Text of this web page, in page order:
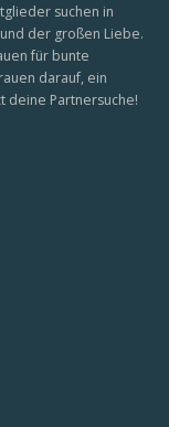
suchen in
der großen Liebe.
für bunte
darauf, ein
deine Partnersuche!